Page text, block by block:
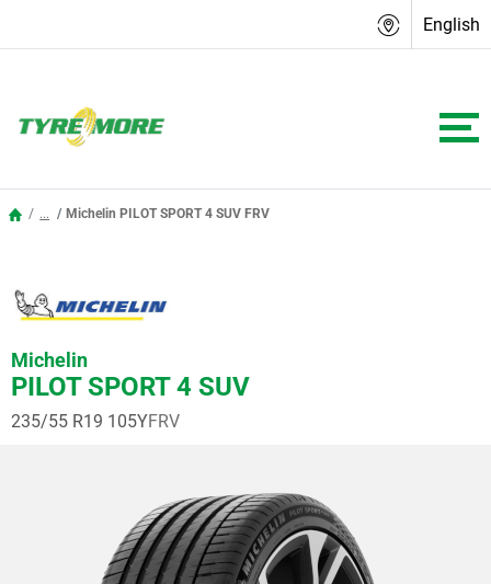
English
... Michelin PILOT SPORT 4 SUV FRV
Michelin
PILOT SPORT 4 SUV
235/55 R19 105YFRV